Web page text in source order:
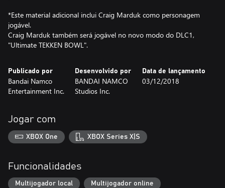
*Este material adicional inclui Craig Marduk como personagem
jogável.
Craig Marduk também será jogável no novo modo do DLC1,
"Ultimate TEKKEN BOWL".
Publicado por
Bandai Namco
Entertainment Inc.
Desenvolvido por
BANDAI NAMCO
Studios Inc.
Data de lançamento
03/12/2018
Jogar com
XBOX One XBOX Series X|S
Funcionalidades
Multijogador local Multijogador online